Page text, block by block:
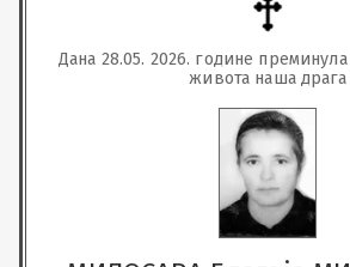
Дана 28.05. 2026. године
живота наша драга